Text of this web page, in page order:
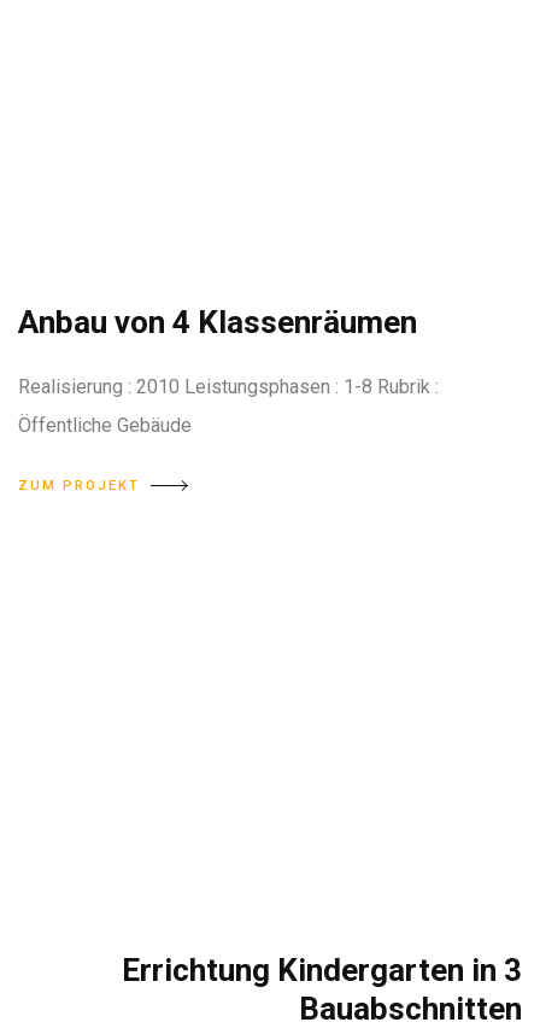
Anbau von 4 Klassenräumen
Realisierung : 2010 Leistungsphasen : 1-8 Rubrik :
Öffentliche Gebäude
ZUM PROJEKT
Errichtung Kindergarten in 3
Bauabschnitten